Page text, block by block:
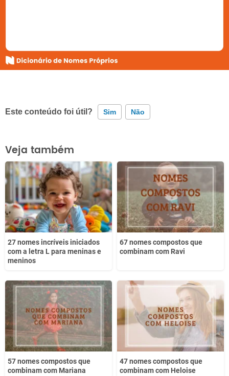
Este conteúdo foi útil? Sim Não
Este conteúdo contém informação incorreta
Este conteúdo não tem a informação que procuro
Outro
Veja também
27 nomes incríveis iniciados
com a letra L para meninas e
meninos
67 nomes compostos que
combinam com Ravi
57 nomes compostos que
combinam com Mariana
47 nomes compostos que
combinam com Heloise